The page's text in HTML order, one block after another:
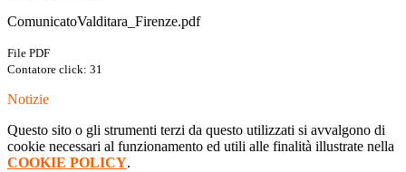
ComunicatoValditara_Firenze.pdf
File PDF
Contatore click: 31
Notizie
Questo sito o gli strumenti terzi da questo utilizzati si avvalgono di
cookie necessari al funzionamento ed utili alle finalità illustrate nella
COOKIE POLICY.